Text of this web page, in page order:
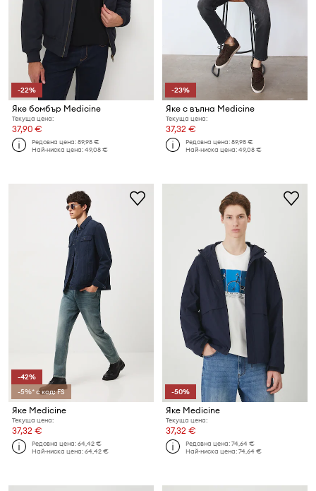
-22%
Яке бомбър Medicine
Текуща цена:
37,90 €
Редовна цена:89,98 €
Най-ниска цена:49,08 €
-23%
Яке с вълна Medicine
Текуща цена:
37,32 €
Редовна цена:89,98 €
Най-ниска цена:49,08 €
-42%
-5%* с код: FS
Яке Medicine
Текуща цена:
37,32 €
Редовна цена:64,42 €
Най-ниска цена:64,42 €
-50%
Яке Medicine
Текуща цена:
37,32 €
Редовна цена:74,64 €
Най-ниска цена:74,64 €